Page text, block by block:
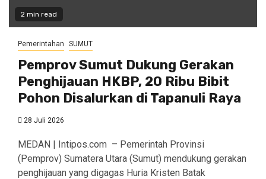
2 min read
Pemerintahan SUMUT
Pemprov Sumut Dukung Gerakan
Penghijauan HKBP, 20 Ribu Bibit
Pohon Disalurkan di Tapanuli Raya
28 Juli 2026
MEDAN | Intipos.com – Pemerintah Provinsi
(Pemprov) Sumatera Utara (Sumut) mendukung gerakan
penghijauan yang digagas Huria Kristen Batak